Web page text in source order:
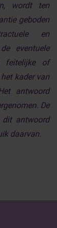
wordt ten
geboden
en
eventuele
feitelijke of
kader van
antwoord
De
antwoord
daarvan.